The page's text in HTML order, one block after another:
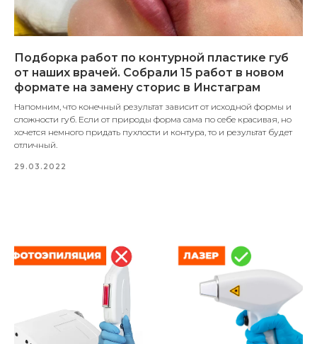
Подборка работ по контурной пластике губ
от наших врачей. Собрали 15 работ в новом
формате на замену сторис в Инстаграм
Напомним, что конечный результат зависит от исходной формы и
сложности губ. Если от природы форма сама по себе красивая, но
хочется немного придать пухлости и контура, то и результат будет
отличный.
29.03.2022